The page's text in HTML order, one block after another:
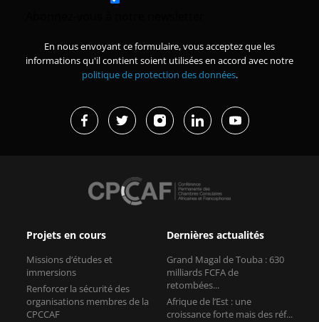
En nous envoyant ce formulaire, vous acceptez que les
informations qu'il contient soient utilisées en accord avec notre
politique de protection des données.
Projets en cours
Missions d’études et
immersions
Renforcer la sécurité des
organisations membres de la
CPCCAF
Dernières actualités
Grand Magal de Touba : 630
milliards FCFA de
retombées...
Afrique de l’Est : une
croissance forte mais des réf...